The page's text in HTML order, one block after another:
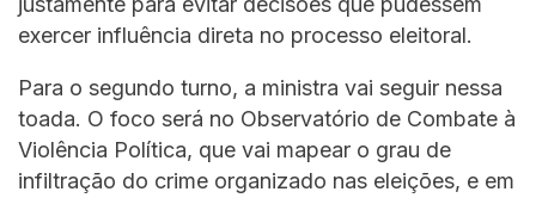
exercer influência direta no processo eleitoral.
Para o segundo turno, a ministra vai seguir nessa
toada. O foco será no Observatório de Combate à
Violência Política, que vai mapear o grau de
infiltração do crime organizado nas eleições, e em